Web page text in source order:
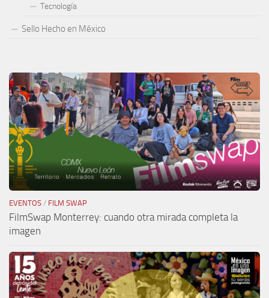
Tecnología
Sello Hecho en México
EVENTOS / FILM SWAP
FilmSwap Monterrey: cuando otra mirada completa la
imagen